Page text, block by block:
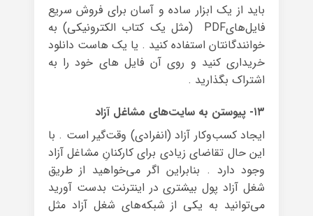
باید از یک ابزار ساده و آسان برای فروش سریع
فایل‌هایPDF (مثل یک کتاب الکترونیکی) به
خوانندگانتان استفاده کنید . یا یک هاست دانلود
خریداری کنید و روی آن فایل های خود را به
اشتراک بگذارید .
۱۳- پیوستن به سایت‌های مشاغل آزاد
ایجاد کسب‌وکار آزاد (انفرادی) وقت‌گیر است . با
این حال تقاضای زیادی برای کارکنانِ مشاغل آزاد
وجود دارد . بنابراین اگر می‌خواهید از طریق
شغل آزاد پول بیشتری در اینترنت بدست آورید
می‌توانید به یکی از شبکه‌های شغل آزاد مثل